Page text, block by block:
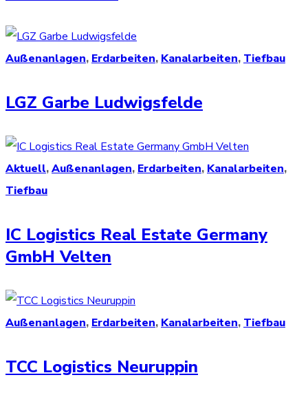
Außenanlagen, Erdarbeiten, Kanalarbeiten, Tiefbau
LGZ Garbe Ludwigsfelde
Aktuell,Außenanlagen, Erdarbeiten, Kanalarbeiten,
Tiefbau
IC Logistics Real Estate Germany
GmbH Velten
Außenanlagen, Erdarbeiten, Kanalarbeiten, Tiefbau
TCC Logistics Neuruppin